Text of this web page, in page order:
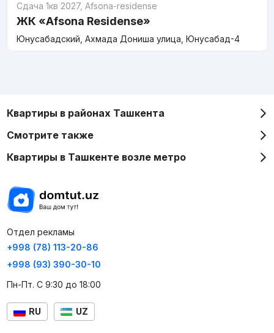
Сдача 1кв 2027, Afsona-residense
ЖК «Afsona Residense»
Юнусабадский, Ахмада Дониша улица, Юнусабад-4
Квартиры в районах Ташкента
Смотрите также
Квартиры в Ташкенте возле метро
Отдел рекламы
+998 (78) 113-20-86
+998 (93) 390-30-10
Пн-Пт. С 9:30 до 18:00
RU UZ